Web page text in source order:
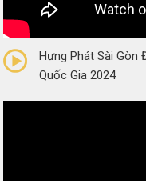
(0 Reviews)
Hưng Phát Sài Gòn
Quốc Gia 2024